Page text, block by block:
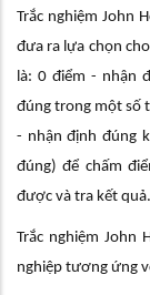
Trắc nghiệm John
đưa ra lựa chọn
là: 0 điểm - nhận
đúng trong một số
- nhận định đúng
đúng) để chấm
được và tra kết quả.
Trắc nghiệm John
nghiệp tương ứng